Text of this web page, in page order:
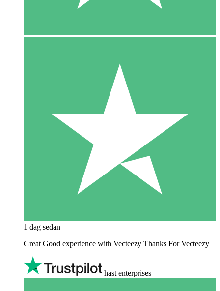
1 dag sedan
Great Good experience with Vecteezy Thanks For Vecteezy
hast enterprises